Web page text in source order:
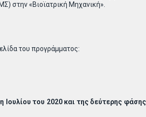
στην «Βιοϊατρική Μηχανική».
του προγράμματος:
Ιουλίου του 2020 και της δεύτερης